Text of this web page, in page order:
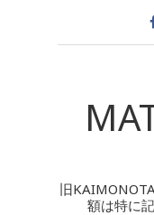
旧
額は特に